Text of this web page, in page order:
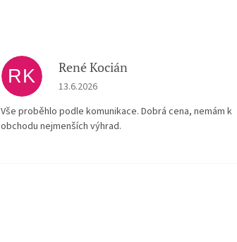
RK René Kocián
Hodnocení obchodu je 5 z 5 hvězdiček.
13.6.2026
Vše proběhlo podle komunikace. Dobrá cena, nemám k
obchodu nejmenších výhrad.